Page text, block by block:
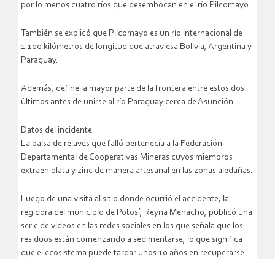
por lo menos cuatro ríos que desembocan en el río Pilcomayo.
También se explicó que Pilcomayo es un río internacional de
1.100 kilómetros de longitud que atraviesa Bolivia, Argentina y
Paraguay.
Además, define la mayor parte de la frontera entre estos dos
últimos antes de unirse al río Paraguay cerca de Asunción.
Datos del incidente
La balsa de relaves que falló pertenecía a la Federación
Departamental de Cooperativas Mineras cuyos miembros
extraen plata y zinc de manera artesanal en las zonas aledañas.
Luego de una visita al sitio donde ocurrió el accidente, la
regidora del municipio de Potosí, Reyna Menacho, publicó una
serie de videos en las redes sociales en los que señala que los
residuos están comenzando a sedimentarse, lo que significa
que el ecosistema puede tardar unos 10 años en recuperarse